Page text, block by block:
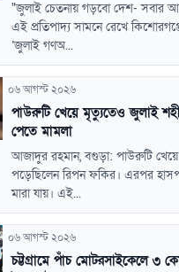
"জুলাই চেতনায় গড়বো দেশ- সবার
এই প্রতিপাদ্য সামনে রেখে
‘জুলাই গণঅ...
০৬ আগস্ট ২০২৬
পাউরুটি খেয়ে মৃত্যুতেও জুলাই
পেতে মামলা
আজাদুর রহমান, বগুড়া: পাউরুটি
পড়েছিলেন রিপন ফকির। এরপর
মারা যায়। এই...
০৬ আগস্ট ২০২৬
চট্টগ্রামে পাঁচ মোটরসাইকেলে ৩